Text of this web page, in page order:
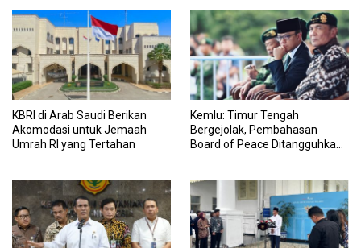
KBRI di Arab Saudi Berikan
Akomodasi untuk Jemaah
Umrah RI yang Tertahan
Kemlu: Timur Tengah
Bergejolak, Pembahasan
Board of Peace Ditangguhkan